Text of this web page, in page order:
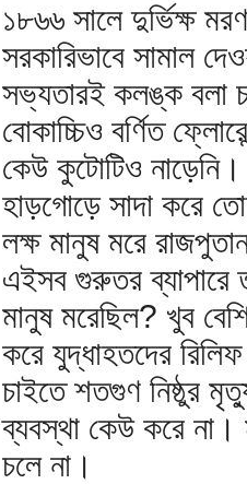
১৮৬৬ সালে দুর্ভিক্ষ
সরকারিভাবে সামাল
সভ্যতারই কলঙ্ক বলা
বোকাচ্চিও বর্ণিত
কেউ কুটোটিও নাড়েনি।
হাড়গোড়ে সাদা করে
লক্ষ মানুষ মরে
এইসব গুরুতর ব্যাপারে
মানুষ মরেছিল? খুব
করে যুদ্ধাহতদের
চাইতে শতগুণ নিষ্ঠুর
ব্যবস্থা কেউ করে না।
চলে না।